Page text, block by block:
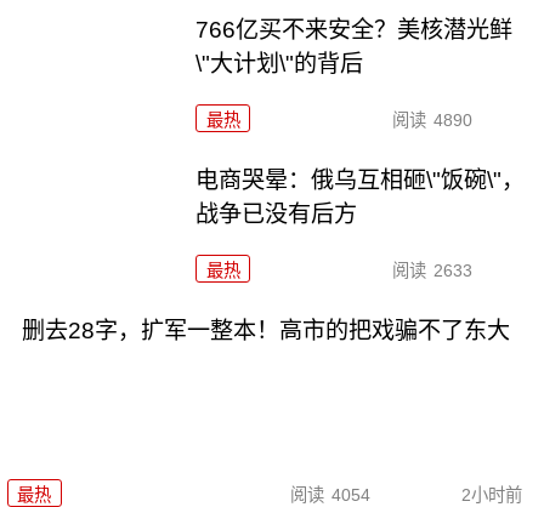
766亿买不来安全？美核潜光鲜
\"大计划\"的背后
最热 阅读 4890
电商哭晕：俄乌互相砸\"饭碗\"，
战争已没有后方
最热 阅读 2633
删去28字，扩军一整本！高市的把戏骗不了东大
最热 阅读 4054 2小时前